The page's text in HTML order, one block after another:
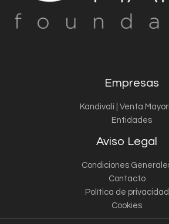
Empresas
Kandivali | Venta
Entidades
Aviso Legal
Condiciones
Contacto
Política de privacidad
Cookies